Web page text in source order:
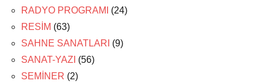
RADYO PROGRAMI
(24)
RESİM (63)
SAHNE SANATLARI (9)
SANAT-YAZI (56)
SEMİNER (2)